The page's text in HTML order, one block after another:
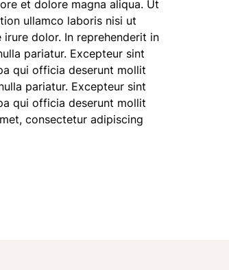
et dolore magna aliqua. Ut
ullamco laboris nisi ut
dolor. In reprehenderit in
pariatur. Excepteur sint
qui officia deserunt mollit
pariatur. Excepteur sint
qui officia deserunt mollit
consectetur adipiscing